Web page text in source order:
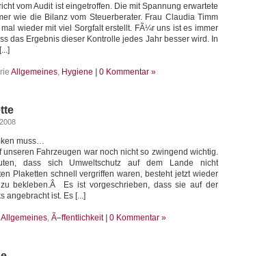
vom Audit ist eingetroffen. Die mit Spannung erwartete
wie die Bilanz vom Steuerberater. Frau Claudia Timm
wieder mit viel Sorgfalt erstellt. FÃ¼r uns ist es immer
das Ergebnis dieser Kontrolle jedes Jahr besser wird. In
Allgemeines, Hygiene 0 Kommentar »
muss…
unseren Fahrzeugen war noch nicht so zwingend wichtig.
dass sich Umweltschutz auf dem Lande nicht
Plaketten schnell vergriffen waren, besteht jetzt wieder
bekleben.Â Es ist vorgeschrieben, dass sie auf der
angebracht ist. Es [...]
Allgemeines, Ã–ffentlichkeit 0 Kommentar »